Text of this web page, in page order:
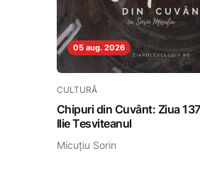
05 aug. 2026
CULTURĂ
Chipuri din Cuvânt: Ziua
Ilie Tesviteanul
Micuțiu Sorin